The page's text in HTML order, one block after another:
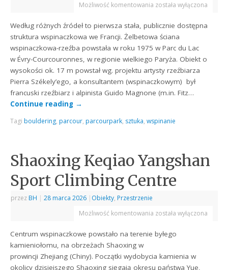
Możliwość komentowania została wyłączona
Według różnych źródeł to pierwsza stała, publicznie dostępna
struktura wspinaczkowa we Francji. Żelbetowa ściana
wspinaczkowa-rzeźba powstała w roku 1975 w Parc du Lac
w Évry-Courcouronnes, w regionie wielkiego Paryża. Obiekt o
wysokości ok. 17 m powstał wg. projektu artysty rzeźbiarza
Pierra Székely’ego, a konsultantem (wspinaczkowym) był
francuski rzeźbiarz i alpinista Guido Magnone (m.in. Fitz…
Continue reading →
Tagi bouldering, parcour, parcourpark, sztuka,wspinanie
Shaoxing Keqiao Yangshan
Sport Climbing Centre
przez BH | 28 marca 2026 | Obiekty, Przestrzenie
Możliwość komentowania została wyłączona
Centrum wspinaczkowe powstało na terenie byłego
kamieniołomu, na obrzeżach Shaoxing w
prowincji Zhejiang (Chiny). Początki wydobycia kamienia w
okolicy dzisiejszego Shaoxing sięgają okresu państwa Yue,